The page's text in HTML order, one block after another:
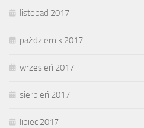
listopad 2017
październik 2017
wrzesień 2017
sierpień 2017
lipiec 2017